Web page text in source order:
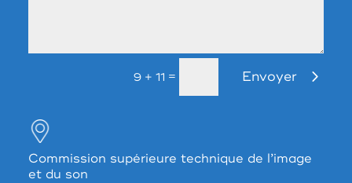
9 + 11 = Envoyer
Commission supérieure technique de l’image
et du son